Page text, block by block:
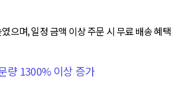
으며, 일정 금액 이상 주문 시 무료 배송 혜택
량 1300% 이상 증가